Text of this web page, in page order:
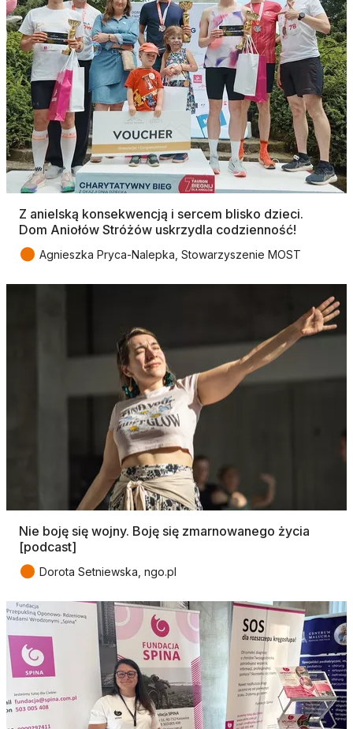
Z anielską konsekwencją i sercem blisko dzieci.
Dom Aniołów Stróżów uskrzydla codzienność!
● Agnieszka Pryca-Nalepka, Stowarzyszenie MOST
Nie boję się wojny. Boję się zmarnowanego życia
[podcast]
● Dorota Setniewska, ngo.pl